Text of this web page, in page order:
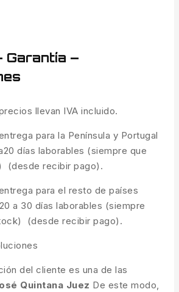
Garantía –
llevan IVA incluido.
para la Península y Portugal
días laborables (siempre que
(desde recibir pago).
para el resto de países
a 30 días laborables (siempre
(desde recibir pago).
del cliente es una de las
Quintana Juez De este modo,